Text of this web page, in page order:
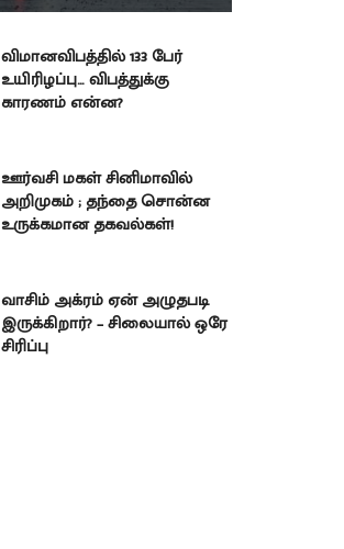
விமானவிபத்தில் 133 பேர்
உயிரிழப்பு… விபத்துக்கு
காரணம் என்ன?
ஊர்வசி மகள் சினிமாவில்
அறிமுகம் ; தந்தை சொன்ன
உருக்கமான தகவல்கள்!
வாசிம் அக்ரம் ஏன் அழுதபடி
இருக்கிறார்? – சிலையால் ஒரே
சிரிப்பு